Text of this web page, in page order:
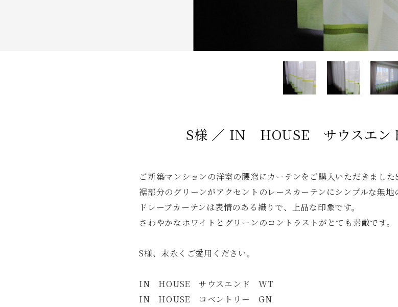
S様 ／ IN HOUSE サウスエン
ご新築マンションの洋室の腰窓にカーテンをご購入いただきましたS
裾部分のグリーンがアクセントのレースカーテンにシンプルな無地
ドレープカーテンは表情のある織りで、上品な印象です。
さわやかなホワイトとグリーンのコントラストがとても素敵です。
S様、末永くご愛用ください。
IN HOUSE サウスエンド WT
IN HOUSE コベントリー GN